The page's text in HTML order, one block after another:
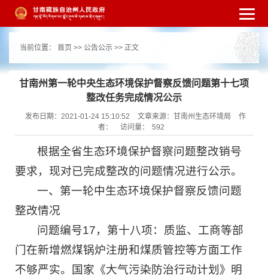
网站无障
碍 打开适老化模式 登录
当前位置： 首页 >> 公告公示>> 正文
甘南州第一轮中央生态环境保护督察反馈问题第十七项
整改任务完成情况公示
发布日期：2021-01-24 15:10:52 文章来源：甘南州生态环境局
作
者：
访问量： 592
根据全省生态环境保护督察问题整改销号
要求，现对已完成整改的问题情况进行公示。
一、第一轮中生态环境保护督察反馈问题
整改情况
问题编号17，第十八项：质监、工商等部
门在新增燃煤锅炉注册和煤质管控等方面工作
不够严实。国家《大气污染防治行动计划》明